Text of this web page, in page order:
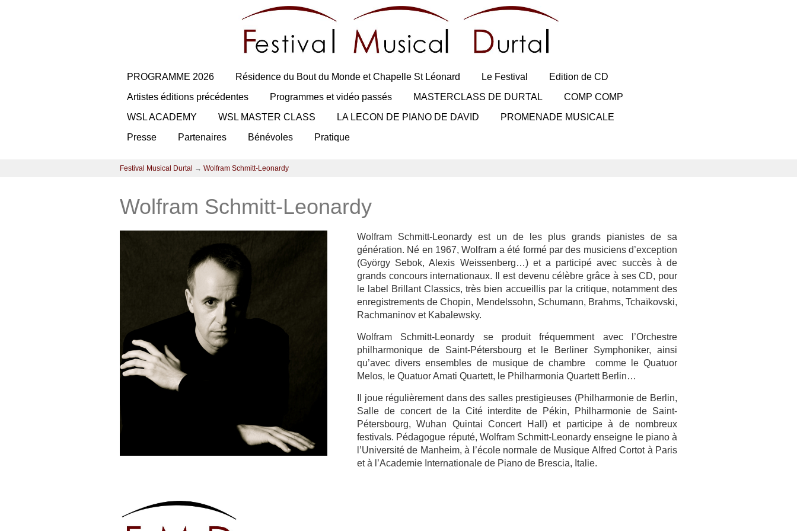
PROGRAMME 2026 Résidence du Bout du Monde et Chapelle St Léonard Le Festival
Edition de CD
Artistes éditions précédentes
Programmes et vidéo passés MASTERCLASS DE DURTAL
COMP COMP
WSL ACADEMY
WSL MASTER CLASS LA LECON DE PIANO DE DAVID
PROMENADE MUSICALE
Presse
Partenaires Bénévoles Pratique
Festival Musical Durtal → Wolfram Schmitt-Leonardy
Wolfram Schmitt-Leonardy
Wolfram Schmitt-Leonardy est un de les plus grands pianistes de sa
génération. Né en 1967, Wolfram a été formé par des musiciens d’exception
(György Sebok, Alexis Weissenberg…) et a participé avec succès à de
grands concours internationaux. Il est devenu célèbre grâce à ses CD, pour
le label Brillant Classics, très bien accueillis par la critique, notamment des
enregistrements de Chopin, Mendelssohn, Schumann, Brahms, Tchaïkovski,
Rachmaninov et Kabalewsky.
Wolfram Schmitt-Leonardy se produit fréquemment avec l’Orchestre
philharmonique de Saint-Pétersbourg et le Berliner Symphoniker, ainsi
qu’avec divers ensembles de musique de chambre comme le Quatuor
Melos, le Quatuor Amati Quartett, le Philharmonia Quartett Berlin…
Il joue régulièrement dans des salles prestigieuses (Philharmonie de Berlin,
Salle de concert de la Cité interdite de Pékin, Philharmonie de Saint-
Pétersbourg, Wuhan Quintai Concert Hall) et participe à de nombreux
festivals. Pédagogue réputé, Wolfram Schmitt-Leonardy enseigne le piano à
l’Université de Manheim, à l’école normale de Musique Alfred Cortot à Paris
et à l’Academie Internationale de Piano de Brescia, Italie.